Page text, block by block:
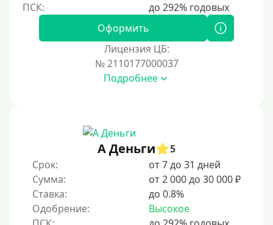
На полгода
10 месяцев
5 лет
Краткосрочные
Долгосрочные
Оформить
Лицензия ЦБ:
№ 2110177000037
Подробнее
А Деньги
5
Срок:
от 7 до 31 дней
Сумма:
от 2 000 до 30 000 ₽
Ставка:
до 0.8%
Одобрение:
Высокое